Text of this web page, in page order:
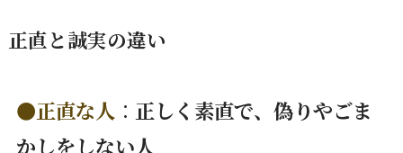
正直と誠実の違い
●正直な人： 正しく素直で、偽りやごま
かしをしない人